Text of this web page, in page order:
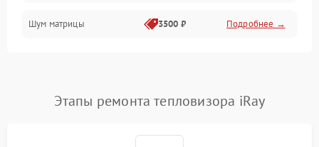
Проблемы питания
Сбои коммуникаций и интерфейсов
Шум матрицы 3500 ₽ Подробнее →
Этапы ремонта тепловизора iRay